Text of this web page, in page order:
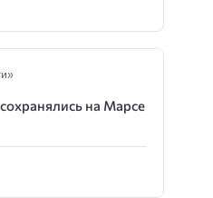
на Марсе